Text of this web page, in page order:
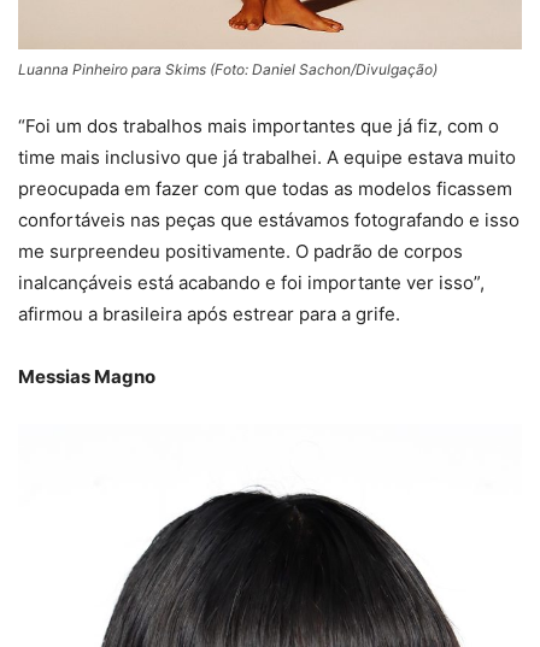
Luanna Pinheiro para Skims (Foto: Daniel Sachon/Divulgação)
“Foi um dos trabalhos mais importantes que já fiz, com o
time mais inclusivo que já trabalhei. A equipe estava muito
preocupada em fazer com que todas as modelos ficassem
confortáveis nas peças que estávamos fotografando e isso
me surpreendeu positivamente. O padrão de corpos
inalcançáveis está acabando e foi importante ver isso”,
afirmou a brasileira após estrear para a grife.
Messias Magno